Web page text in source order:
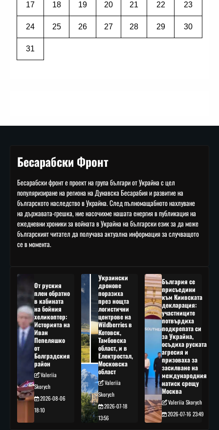
17 18 19 20 21 22 23
24 25 26 27 28 29 30
31
Бесарабски Фронт
Бесарабски фронт е проект на група българи от Украйна с цел
популяризиране на региона на Дунавска Бесарабия и развитие на
българското наследство в Украйна. След пълномащабното нахлуване
на държавата-грешка, ние насочихме нашата енергия в публикация на
ежедневни хроники за войната в Украйна на български език за да може
българският читател да получава актуална информация за случващото
се в момента.
От руския
плен обратно
в кабината
на бойния
хеликоптер:
Историята на
Иван
Пепеляшко
от
Болградския
район
Valeriia
Skorych
2026-08-06
18:10
Украински
дронове
поразиха
през нощта
логистични
центрове на
Wildberries в
Котовск,
Тамбовска
област, и в
Електростал,
Московска
област
Valeriia
Skorych
2026-07-18
13:56
България се
присъедини
към Киивската
декларация:
участниците
потвърдиха
подкрепата си
за Украйна,
осъдиха руската
агресия и
призоваха за
засилване на
международния
натиск срещу
Москва
Valeriia Skorych
2026-07-16 23:49